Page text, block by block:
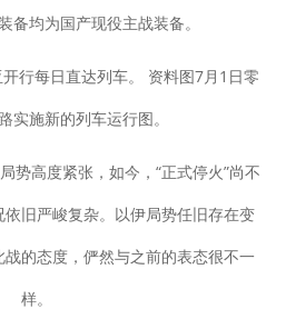
备均为国产现役主战装备。
每日直达列车。 资料图7月1日零
实施新的列车运行图。
高度紧张，如今，“正式停火”尚不
旧严峻复杂。以伊局势任旧存在变
的态度，俨然与之前的表态很不一
样。